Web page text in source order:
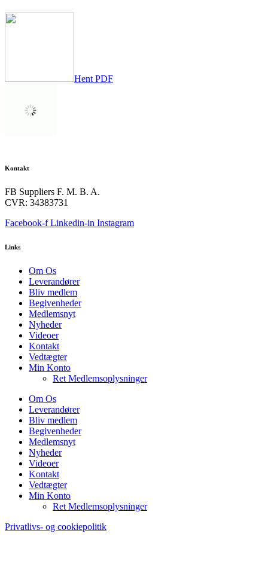
Hent PDF
Kontakt
FB Suppliers F. M. B. A.
CVR: 34383731
Facebook-f Linkedin-in Instagram
Links
Om Os
Leverandører
Bliv medlem
Begivenheder
Medlemsnyt
Nyheder
Videoer
Kontakt
Vedtægter
Min Konto
Ret Medlemsoplysninger
Om Os
Leverandører
Bliv medlem
Begivenheder
Medlemsnyt
Nyheder
Videoer
Kontakt
Vedtægter
Min Konto
Ret Medlemsoplysninger
Privatlivs- og cookiepolitik